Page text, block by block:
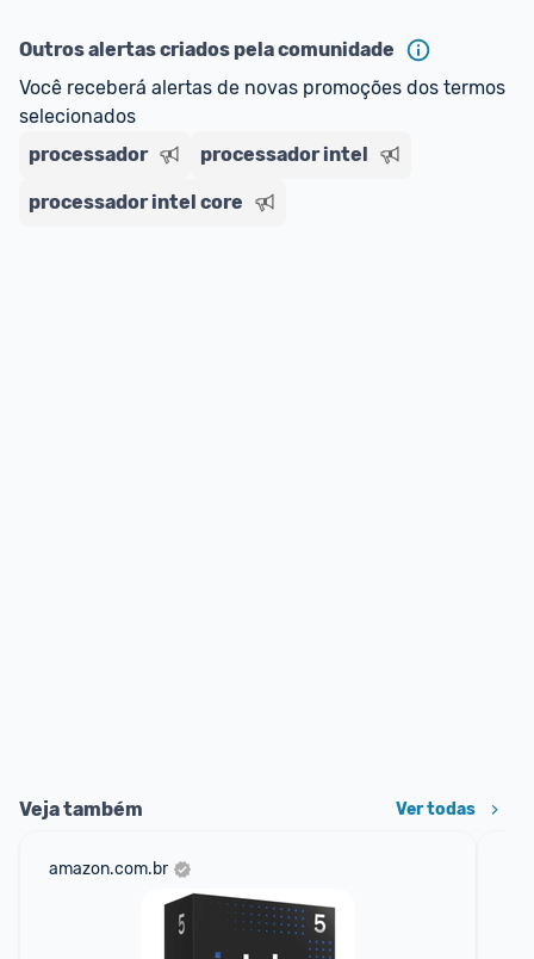
Outros alertas criados pela comunidade
Você receberá alertas de novas promoções dos termos
selecionados
processador
processador intel
processador intel core
Veja também Ver todas
amazon.com.br